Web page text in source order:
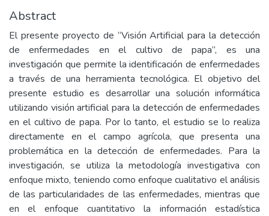
Abstract
El presente proyecto de “Visión Artificial para la detección
de enfermedades en el cultivo de papa”, es una
investigación que permite la identificación de enfermedades
a través de una herramienta tecnológica. El objetivo del
presente estudio es desarrollar una solución informática
utilizando visión artificial para la detección de enfermedades
en el cultivo de papa. Por lo tanto, el estudio se lo realiza
directamente en el campo agrícola, que presenta una
problemática en la detección de enfermedades. Para la
investigación, se utiliza la metodología investigativa con
enfoque mixto, teniendo como enfoque cualitativo el análisis
de las particularidades de las enfermedades, mientras que
en el enfoque cuantitativo la información estadística